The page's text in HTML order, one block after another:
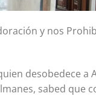
y nos
desobedece a
sabed que